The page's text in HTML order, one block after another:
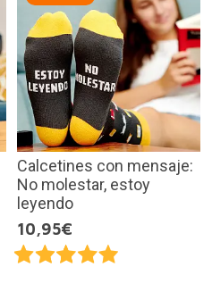
Calcetines con mensaje:
No molestar, estoy
leyendo
10,95€